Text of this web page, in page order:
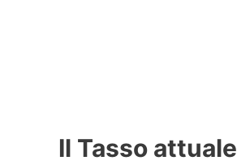
Il Tasso attuale